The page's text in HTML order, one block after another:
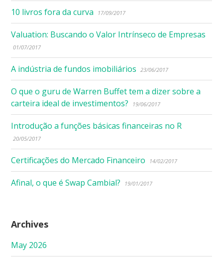
10 livros fora da curva 17/09/2017
Valuation: Buscando o Valor Intrínseco de Empresas
01/07/2017
A indústria de fundos imobiliários 23/06/2017
O que o guru de Warren Buffet tem a dizer sobre a
carteira ideal de investimentos?
19/06/2017
Introdução a funções básicas financeiras no R
20/05/2017
Certificações do Mercado Financeiro 14/02/2017
Afinal, o que é Swap Cambial? 19/01/2017
Archives
May 2026